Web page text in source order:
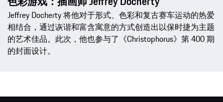
Jeffrey Docherty 将他对于形式、色彩和复古赛车运动的热爱
相结合，通过诙谐和富含寓意的方式创造出以保时捷为主题
的艺术佳品。此次，他也参与了《Christophorus》第 400 期
的封面设计。